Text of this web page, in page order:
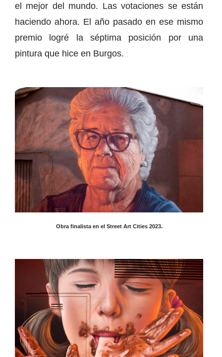
el mejor del mundo. Las votaciones se están
haciendo ahora. El año pasado en ese mismo
premio logré la séptima posición por una
pintura que hice en Burgos.
Obra finalista en el Street Art Cities 2023.